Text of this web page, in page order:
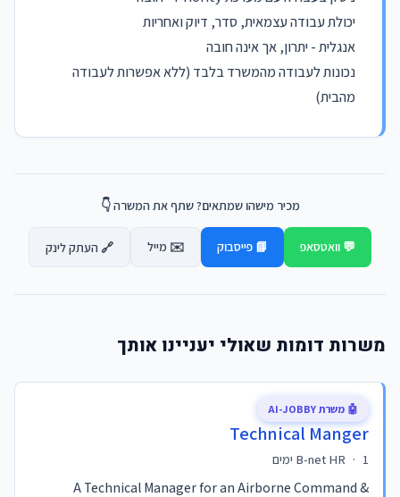
יכולת עבודה עצמאית, סדר, דיוק ואחריות
אנגלית - יתרון, אך אינה חובה
נכונות לעבודה מהמשרד בלבד (ללא אפשרות לעבודה
מהבית)
מכיר מישהו שמתאים? שתף את המשרה 👇
💬 וואטסאפ 📘 פייסבוק ✉️ מייל 🔗 העתק לינק
משרות דומות שאולי יעניינו אותך
Technical Manger
B-net HR · 1 ימים
A Technical Manager for an Airborne Command &
🤖 משרת AI-JOBBY